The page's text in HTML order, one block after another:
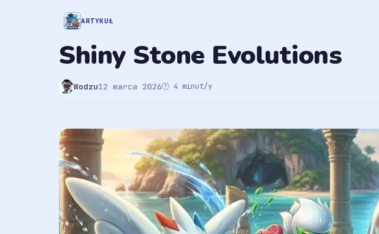
ARTYKUŁ
Shiny Stone Evolutions
Wodzu12 marca 2026🕐 4 minut/y